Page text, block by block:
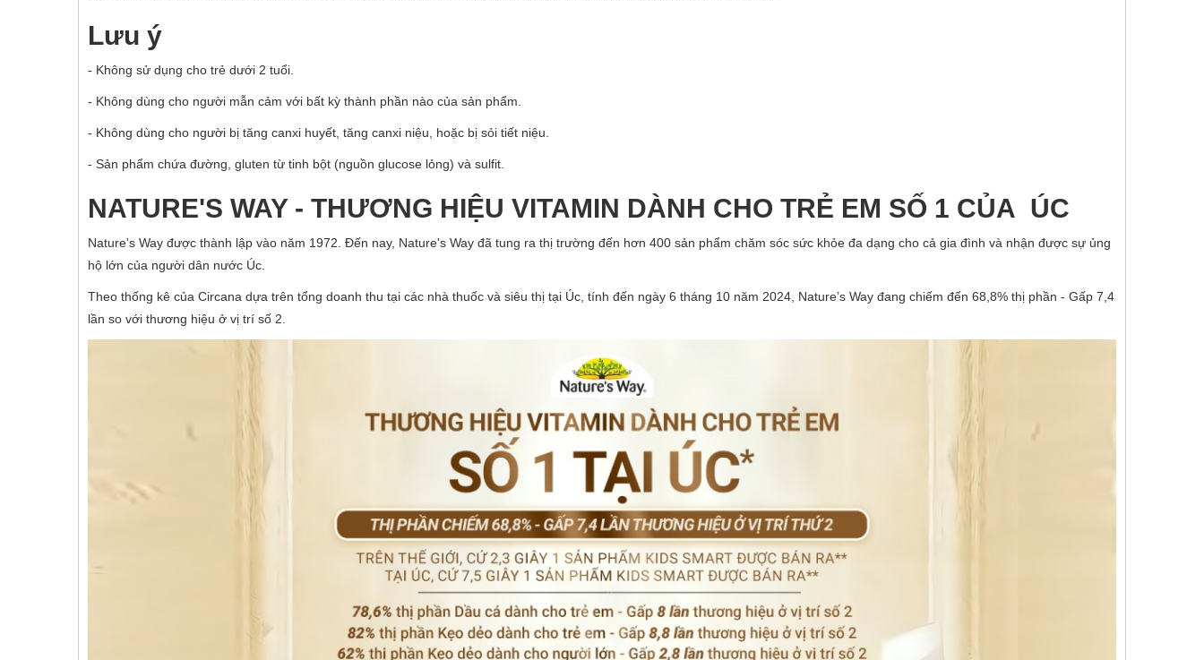
Lưu ý
- Không sử dụng cho trẻ dưới 2 tuổi.
- Không dùng cho người mẫn cảm với bất kỳ thành phần nào của sản phẩm.
- Không dùng cho người bị tăng canxi huyết, tăng canxi niệu, hoặc bị sỏi tiết niệu.
- Sản phẩm chứa đường, gluten từ tinh bột (nguồn glucose lỏng) và sulfit.
NATURE'S WAY - THƯƠNG HIỆU VITAMIN DÀNH CHO TRẺ EM SỐ 1 CỦA ÚC
Nature's Way được thành lập vào năm 1972. Đến nay, Nature's Way đã tung ra thị trường đến hơn 400 sản phẩm chăm sóc sức khỏe đa dạng cho cả gia đình và nhận được sự ủng
hộ lớn của người dân nước Úc.
Theo thống kê của Circana dựa trên tổng doanh thu tại các nhà thuốc và siêu thị tại Úc, tính đến ngày 6 tháng 10 năm 2024, Nature’s Way đang chiếm đến 68,8% thị phần - Gấp 7,4
lần so với thương hiệu ở vị trí số 2.